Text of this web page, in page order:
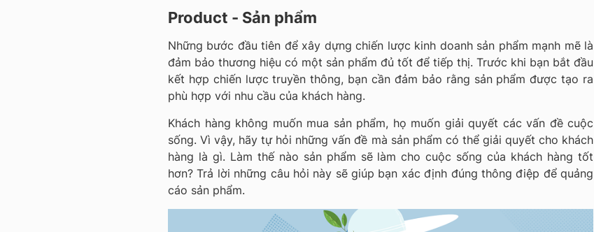
Product - Sản phẩm
Những bước đầu tiên để xây dựng chiến lược kinh doanh sản phẩm mạnh mẽ là
đảm bảo thương hiệu có một sản phẩm đủ tốt để tiếp thị. Trước khi bạn bắt đầu
kết hợp chiến lược truyền thông, bạn cần đảm bảo rằng sản phẩm được tạo ra
phù hợp với nhu cầu của khách hàng.
Khách hàng không muốn mua sản phẩm, họ muốn giải quyết các vấn đề cuộc
sống. Vì vậy, hãy tự hỏi những vấn đề mà sản phẩm có thể giải quyết cho khách
hàng là gì. Làm thế nào sản phẩm sẽ làm cho cuộc sống của khách hàng tốt
hơn? Trả lời những câu hỏi này sẽ giúp bạn xác định đúng thông điệp để quảng
cáo sản phẩm.